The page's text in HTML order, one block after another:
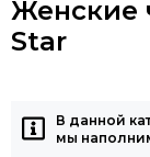
Женские
Star
В данной
мы